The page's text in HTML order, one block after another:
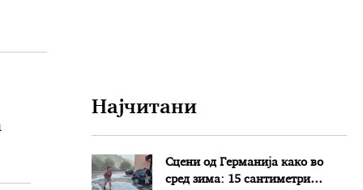
Најчитани
Сцени од Германија како во
сред зима: 15 сантиметри